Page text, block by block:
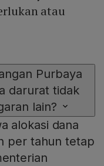
atau
Purbaya
darurat tidak
lain?
alokasi dana
per tahun tetap